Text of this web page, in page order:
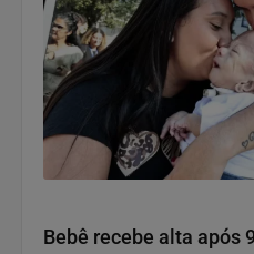
Bebê recebe alta após